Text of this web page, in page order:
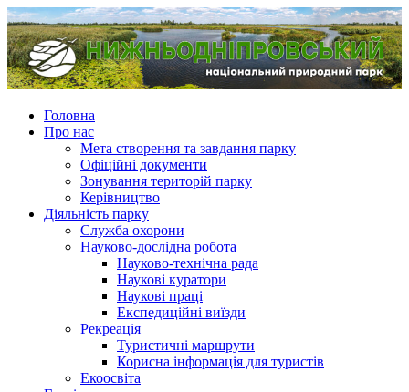
Головна
Про нас
Мета створення та завдання парку
Офіційні документи
Зонування територій парку
Керівництво
Діяльність парку
Служба охорони
Науково-дослідна робота
Науково-технічна рада
Наукові куратори
Наукові праці
Експедиційні виїзди
Рекреація
Туристичні маршрути
Корисна інформація для туристів
Екоосвіта